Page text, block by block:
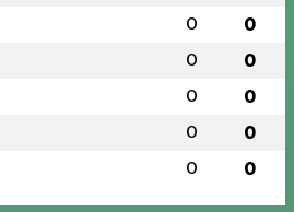
0 0
0 0
0 0
0 0
0 0